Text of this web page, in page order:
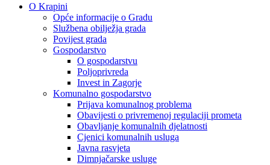
O Krapini
Opće informacije o Gradu
Službena obilježja grada
Povijest grada
Gospodarstvo
O gospodarstvu
Poljoprivreda
Invest in Zagorje
Komunalno gospodarstvo
Prijava komunalnog problema
Obavijesti o privremenoj regulaciji prometa
Obavljanje komunalnih djelatnosti
Cjenici komunalnih usluga
Javna rasvjeta
Dimnjačarske usluge